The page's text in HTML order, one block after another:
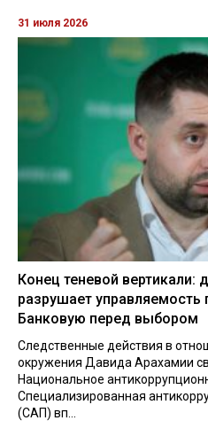
31 июля 2026
Конец теневой вертикали:
разрушает управляемость
Банковую перед выбором
Следственные действия в
окружения Давида Арахамии
Национальное
Специализированная
(САП) вп...